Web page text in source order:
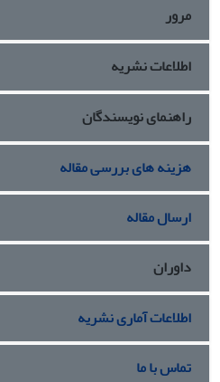
مرور
اطلاعات نشریه
راهنمای نویسندگان
هزینه های بررسی مقاله
ارسال مقاله
داوران
اطلاعات آماری نشریه
تماس با ما